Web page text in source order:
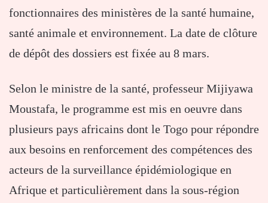
fonctionnaires des ministères de la santé humaine,
santé animale et environnement. La date de clôture
de dépôt des dossiers est fixée au 8 mars.
Selon le ministre de la santé, professeur Mijiyawa
Moustafa, le programme est mis en oeuvre dans
plusieurs pays africains dont le Togo pour répondre
aux besoins en renforcement des compétences des
acteurs de la surveillance épidémiologique en
Afrique et particulièrement dans la sous-région